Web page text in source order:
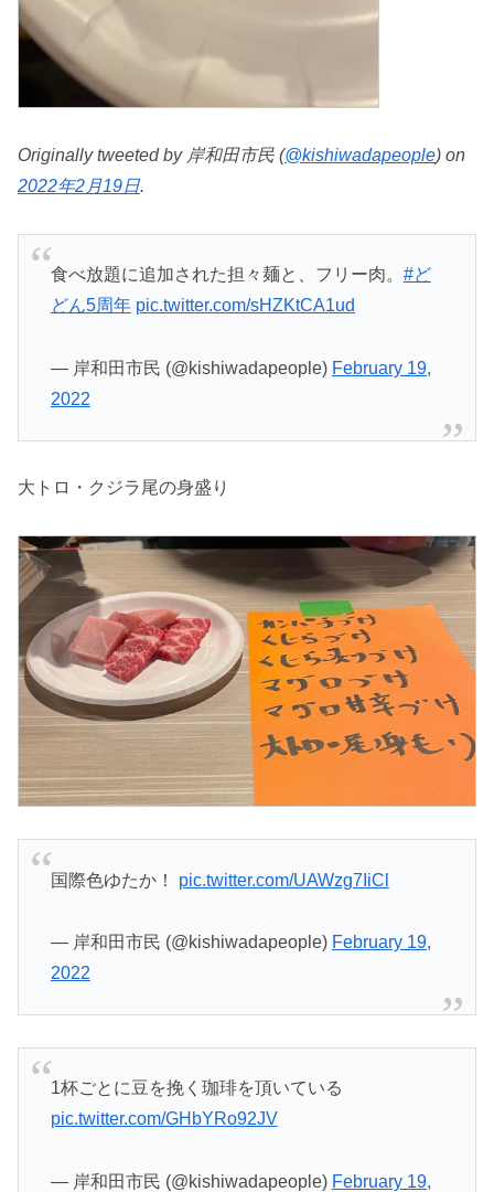
Originally tweeted by 岸和田市民 (@kishiwadapeople) on
2022年2月19日.
食べ放題に追加された担々麺と、フリー肉。 #ど
どん5周年 pic.twitter.com/sHZKtCA1ud
— 岸和田市民 (@kishiwadapeople) February 19,
2022
大トロ・クジラ尾の身盛り
国際色ゆたか！ pic.twitter.com/UAWzg7IiCl
— 岸和田市民 (@kishiwadapeople) February 19,
2022
1杯ごとに豆を挽く珈琲を頂いている
pic.twitter.com/GHbYRo92JV
— 岸和田市民 (@kishiwadapeople) February 19,